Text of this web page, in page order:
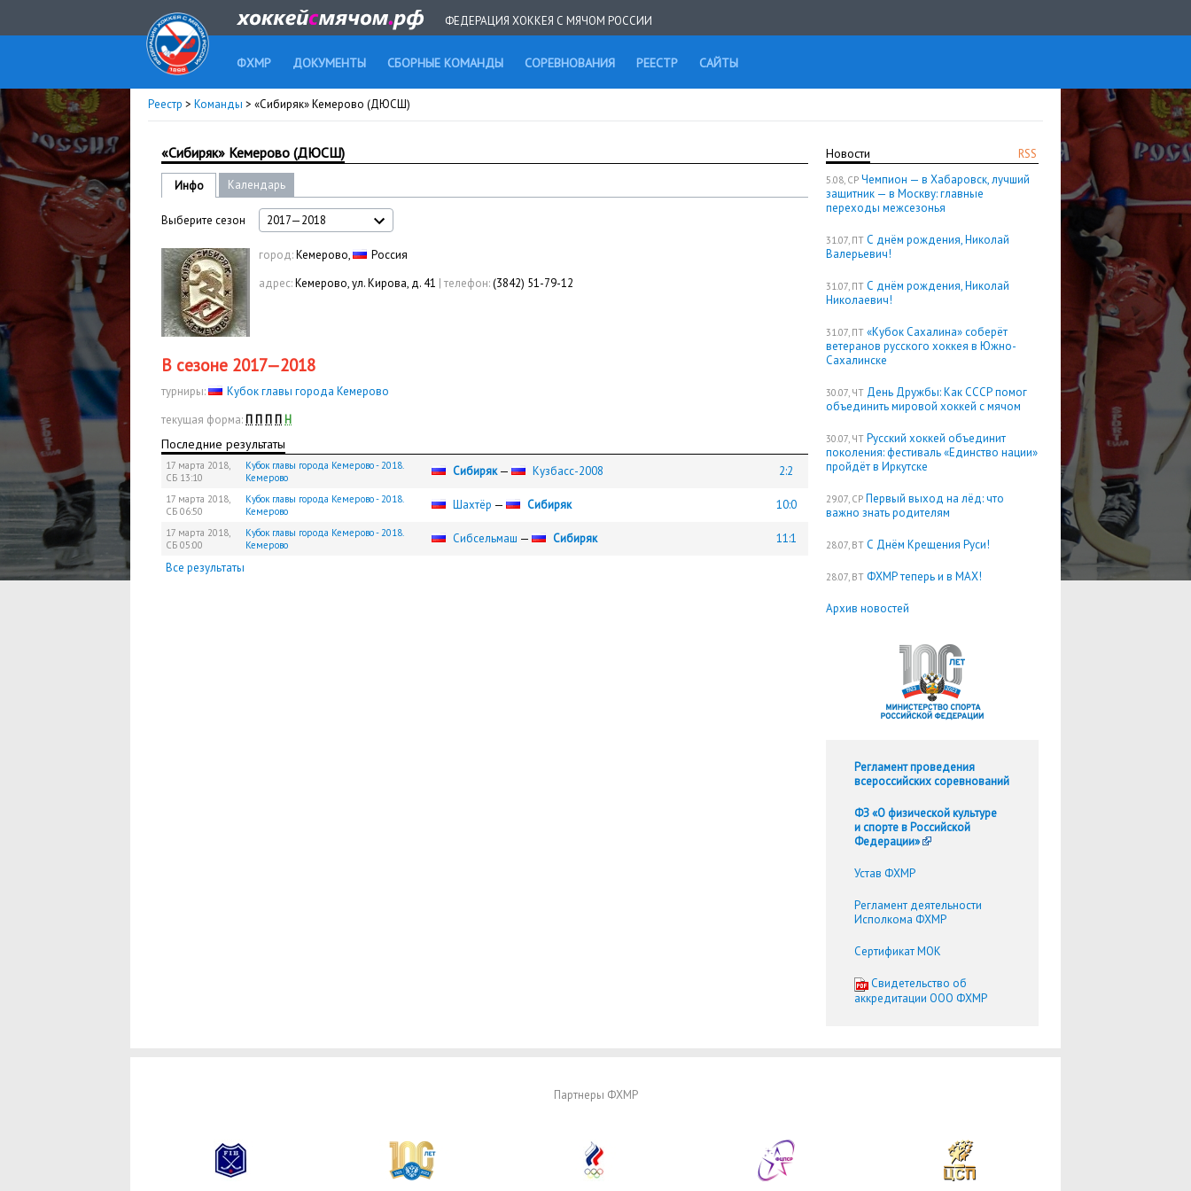
ФЕДЕРАЦИЯ ХОККЕЯ С МЯЧОМ РОССИИ
ФХМР ДОКУМЕНТЫ СБОРНЫЕ КОМАНДЫ СОРЕВНОВАНИЯ РЕЕСТР САЙТЫ
Реестр > Команды > «Сибиряк» Кемерово (ДЮСШ)
RSS
Новости
5.08, СР Чемпион — в Хабаровск, лучший
защитник — в Москву: главные
переходы межсезонья
31.07, ПТ С днём рождения, Николай
Валерьевич!
31.07, ПТ С днём рождения, Николай
Николаевич!
31.07, ПТ «Кубок Сахалина» соберёт
ветеранов русского хоккея в Южно-
Сахалинске
30.07, ЧТ День Дружбы: Как СССР помог
объединить мировой хоккей с мячом
30.07, ЧТ Русский хоккей объединит
поколения: фестиваль «Единство нации»
пройдёт в Иркутске
29.07, СР Первый выход на лёд: что
важно знать родителям
28.07, ВТ С Днём Крещения Руси!
28.07, ВТ ФХМР теперь и в MAX!
Архив новостей
Регламент проведения
всероссийских соревнований
ФЗ «О физической культуре
и спорте в Российской
Федерации»
Устав ФХМР
Регламент деятельности
Исполкома ФХМР
Сертификат МОК
Cвидетельство об
аккредитации ООО ФХМР
«Сибиряк» Кемерово (ДЮСШ)
Инфо Календарь
Выберите сезон 2017—2018
город:Кемерово,
Россия
адрес:Кемерово, ул. Кирова, д. 41 | телефон:(3842) 51-79-12
В сезоне 2017—2018
турниры:
Кубок главы города Кемерово
текущая форма: П П П П Н
Последние результаты
17 марта 2018,
СБ 13:10
Кубок главы города Кемерово - 2018.
Кемерово
Сибиряк— Кузбасс-2008 2:2
17 марта 2018,
СБ 06:50
Кубок главы города Кемерово - 2018.
Кемерово
Шахтёр — Сибиряк 10:0
17 марта 2018,
СБ 05:00
Кубок главы города Кемерово - 2018.
Кемерово
Сибсельмаш — Сибиряк
11:1
Все результаты
Партнеры ФХМР